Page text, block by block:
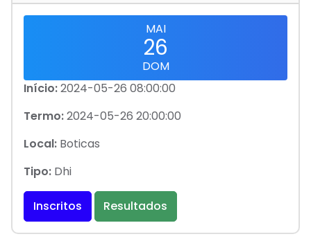
MAI
26
DOM
Início:2024-05-26 08:00:00
Termo:2024-05-26 20:00:00
Local: Boticas
Tipo: Dhi
Inscritos Resultados